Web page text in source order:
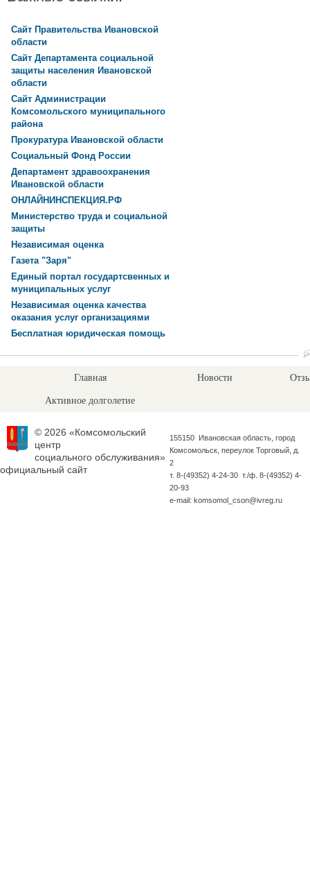
Сайт Правительства Ивановской
области
Сайт Департамента социальной
защиты населения Ивановской
области
Сайт Администрации
Комсомольского муниципального
района
Прокуратура Ивановской области
Социальный Фонд России
Департамент здравоохранения
Ивановской области
ОНЛАЙНИНСПЕКЦИЯ.РФ
Министерство труда и социальной
защиты
Независимая оценка
Газета "Заря"
Единый портал государтсвенных и
муниципальных услуг
Независимая оценка качества
оказания услуг организациями
Бесплатная юридическая помощь
Главная Новости
Активное долголетие
© 2026 «Комсомольский
центр
социального обслуживания»
официальный сайт
155150 Ивановская область, город
Комсомольск, переулок Торговый, д.
2
т. 8-(49352) 4-24-30 т./ф. 8-(49352) 4-
20-93
e-mail: komsomol_cson@ivreg.ru